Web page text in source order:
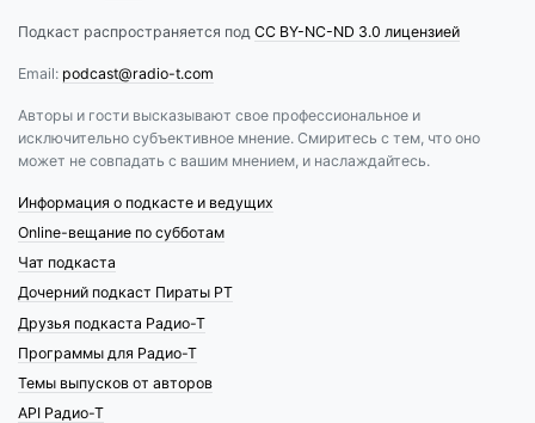
Подкаст распространяется под CC BY-NC-ND 3.0 лицензией
Email: podcast@radio-t.com
Авторы и гости высказывают свое профессиональное и
исключительно субъективное мнение. Смиритесь с тем, что оно
может не совпадать с вашим мнением, и наслаждайтесь.
Информация о подкасте и ведущих
Online-вещание по субботам
Чат подкаста
Дочерний подкаст Пираты РТ
Друзья подкаста Радио-Т
Программы для Радио-Т
Темы выпусков от авторов
API Радио-Т